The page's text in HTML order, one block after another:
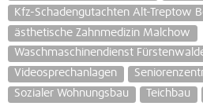
Kfz-Schadengutachten Alt-Treptow
ästhetische Zahnmedizin Malchow
Waschmaschinendienst
Videosprechanlagen
Sozialer Wohnungsbau
Teichbau